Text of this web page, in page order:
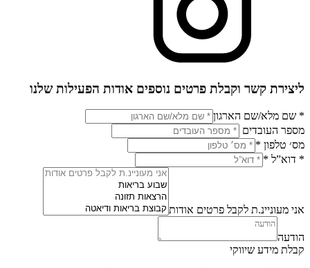
ליצירת קשר וקבלת פרטים נוספים אודות הפעילות שלנו
* שם מלא/שם הארגון
מספר העובדים
מס׳ טלפון *
* דוא”ל *
אני מעוניינ.ת לקבל פרטים אודות
הודעה
קבלת מידע שיווקי